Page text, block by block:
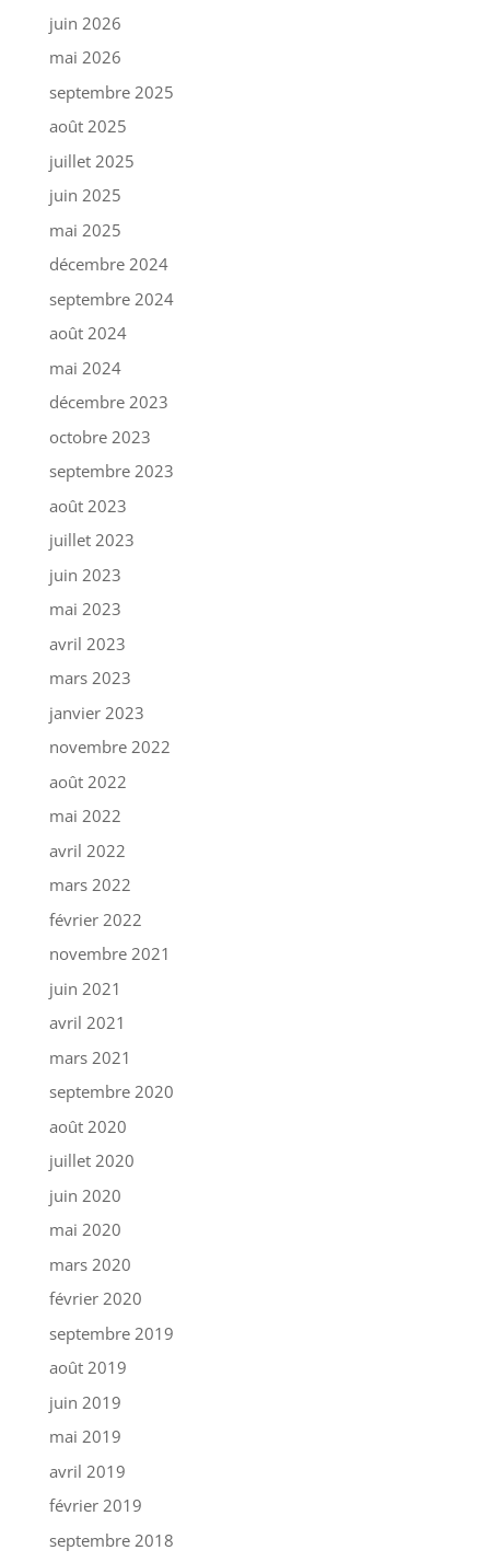
juin 2026
mai 2026
septembre 2025
août 2025
juillet 2025
juin 2025
mai 2025
décembre 2024
septembre 2024
août 2024
mai 2024
décembre 2023
octobre 2023
septembre 2023
août 2023
juillet 2023
juin 2023
mai 2023
avril 2023
mars 2023
janvier 2023
novembre 2022
août 2022
mai 2022
avril 2022
mars 2022
février 2022
novembre 2021
juin 2021
avril 2021
mars 2021
septembre 2020
août 2020
juillet 2020
juin 2020
mai 2020
mars 2020
février 2020
septembre 2019
août 2019
juin 2019
mai 2019
avril 2019
février 2019
septembre 2018